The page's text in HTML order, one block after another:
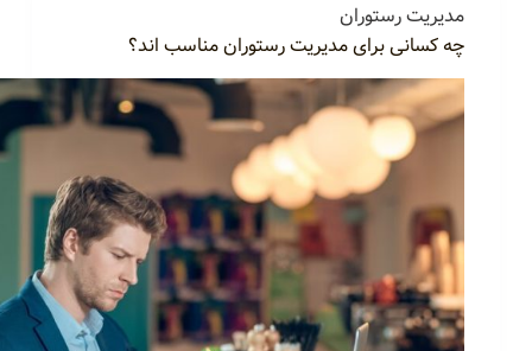
مدیریت رستوران
چه کسانی برای مدیریت رستوران مناسب اند؟